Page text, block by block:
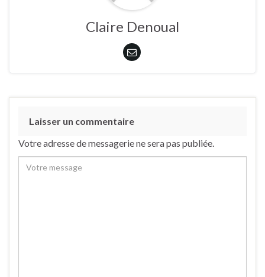
Claire Denoual
Laisser un commentaire
Votre adresse de messagerie ne sera pas publiée.